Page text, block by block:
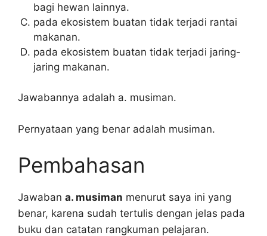
bagi hewan lainnya.
pada ekosistem buatan tidak terjadi rantai
makanan.
pada ekosistem buatan tidak terjadi jaring-
jaring makanan.
Jawabannya adalah a. musiman.
Pernyataan yang benar adalah musiman.
Pembahasan
Jawaban a. musiman menurut saya ini yang
benar, karena sudah tertulis dengan jelas pada
buku dan catatan rangkuman pelajaran.